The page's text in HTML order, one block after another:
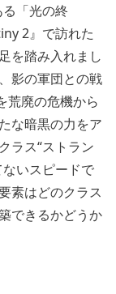
「光の終
2』で訪れた
を踏み入れまし
影の軍団との戦
荒廃の危機から
な暗黒の力をア
ラス“ストラン
ないスピードで
素はどのクラス
できるかどうか